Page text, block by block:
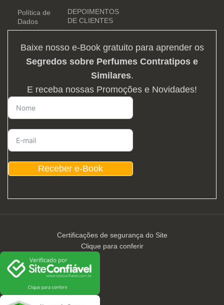
Política de
Dados
DEPOIMENTOS
DE CLIENTES
Baixe nosso e-Book gratuito para aprender os
Segredos sobre Perfumes Contratipos e
Similares.
E receba nossas Promoções e Novidades!
Receber e-Book
Certificações de segurança do Site
Clique para conferir